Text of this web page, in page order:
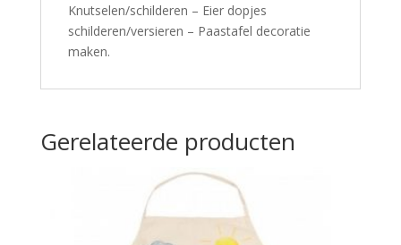
Knutselen/schilderen – Eier dopjes
schilderen/versieren – Paastafel decoratie
maken.
Gerelateerde producten